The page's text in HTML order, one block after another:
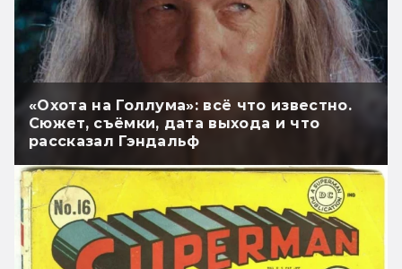
«Охота на Голлума»: всё что известно.
Сюжет, съёмки, дата выхода и что
рассказал Гэндальф